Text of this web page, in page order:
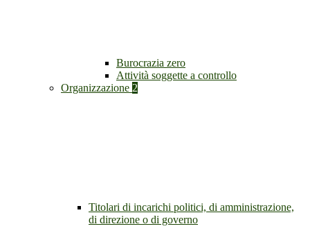
Burocrazia zero
Attività soggette a controllo
Organizzazione 2
Titolari di incarichi politici, di amministrazione,
di direzione o di governo